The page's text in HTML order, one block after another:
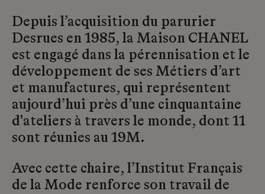
Depuis l’acquisition du parurier
Desrues en 1985, la Maison CHANEL
est engagé dans la pérennisation et le
développement de ses Métiers d’art
et manufactures, qui représentent
aujourd’hui près d’une cinquantaine
d'ateliers à travers le monde, dont 11
sont réunies au 19M.
Avec cette chaire, l’Institut Français
de la Mode renforce son travail de